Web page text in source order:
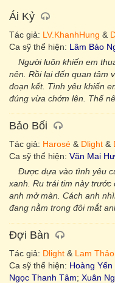
Ái Kỷ
Tác giả: LV.KhanhHung &
Ca sỹ thể hiện: Lâm Bảo
Người luôn khiến em
nên. Rồi lại đến quan tâm
đoạn kết. Tình yêu khiến
đúng vừa chớm lên. Thế
Bảo Bối
Tác giả: Harosé & Dlight &
Ca sỹ thể hiện: Văn Mai
Được dựa vào tình yêu
xanh. Ru trái tim này trước
anh mở màn. Cách anh
đang nằm trong đôi mắt
Đợi Bàn
Tác giả: Dlight & Lam Thảo
Ca sỹ thể hiện: Hoàng Yến
Ngọc Thanh Tâm; Xuân